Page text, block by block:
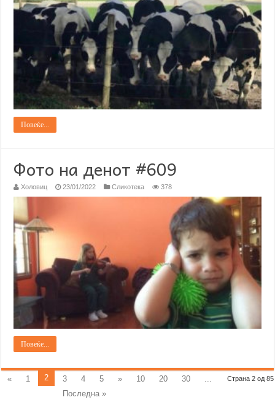
Повеќе...
Фото на денот #609
Холовиц 23/01/2022 Сликотека 378
Повеќе...
Страна 2 од 85
« 1 2 3 4 5 » 10 20 30
Последна »